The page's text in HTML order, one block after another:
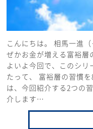
こんにちは。 相馬一進
ぜかお金が増える富裕層
よいよ今回で、このシ
たって、 富裕層の習慣
は、今回紹介する2つの
介します…